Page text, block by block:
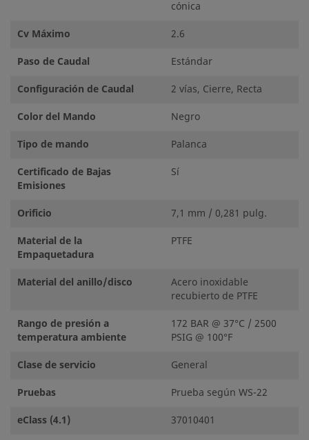
cónica
Cv Máximo
2.6
Paso de Caudal
Estándar
Configuración de Caudal
2 vías, Cierre, Recta
Color del Mando
Negro
Tipo de mando
Palanca
Certificado de Bajas
Emisiones
Sí
Orificio
7,1 mm / 0,281 pulg.
Material de la
Empaquetadura
PTFE
Material del anillo/disco
Acero inoxidable
recubierto de PTFE
Rango de presión a
temperatura ambiente
172 BAR @ 37°C / 2500
PSIG @ 100°F
Clase de servicio
General
Pruebas
Prueba según WS-22
eClass (4.1)
37010401